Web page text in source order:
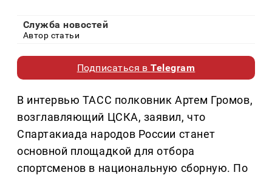
Служба новостей
Автор статьи
Подписаться вTelegram
В интервью ТАСС полковник Артем Громов,
возглавляющий ЦСКА, заявил, что
Спартакиада народов России станет
основной площадкой для отбора
спортсменов в национальную сборную. По